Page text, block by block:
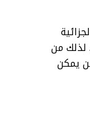
لذلك من
يمكن